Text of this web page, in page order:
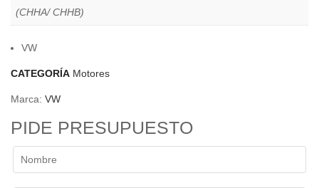
(CHHA/ CHHB)
VW
CATEGORÍA Motores
Marca: VW
PIDE PRESUPUESTO